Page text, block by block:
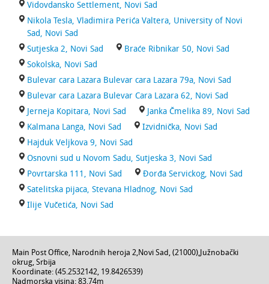
Vidovdansko Settlement, Novi Sad
Nikola Tesla, Vladimira Perića Valtera, University of Novi
Sad, Novi Sad
Sutjeska 2, Novi Sad
Braće Ribnikar 50, Novi Sad
Sokolska, Novi Sad
Bulevar cara Lazara Bulevar cara Lazara 79a, Novi Sad
Bulevar cara Lazara Bulevar Cara Lazara 62, Novi Sad
Jerneja Kopitara, Novi Sad
Janka Čmelika 89, Novi Sad
Kalmana Langa, Novi Sad
Izvidnička, Novi Sad
Hajduk Veljkova 9, Novi Sad
Osnovni sud u Novom Sadu, Sutjeska 3, Novi Sad
Povrtarska 111, Novi Sad
Đorđa Servickog, Novi Sad
Satelitska pijaca, Stevana Hladnog, Novi Sad
Ilije Vučetića, Novi Sad
Main Post Office, Narodnih heroja 2,Novi Sad, (21000), Južnobački
okrug, Srbija
Koordinate: (45.2532142, 19.8426539)
Nadmorska visina: 83,74m